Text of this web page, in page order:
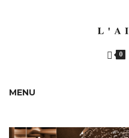
0
MENU